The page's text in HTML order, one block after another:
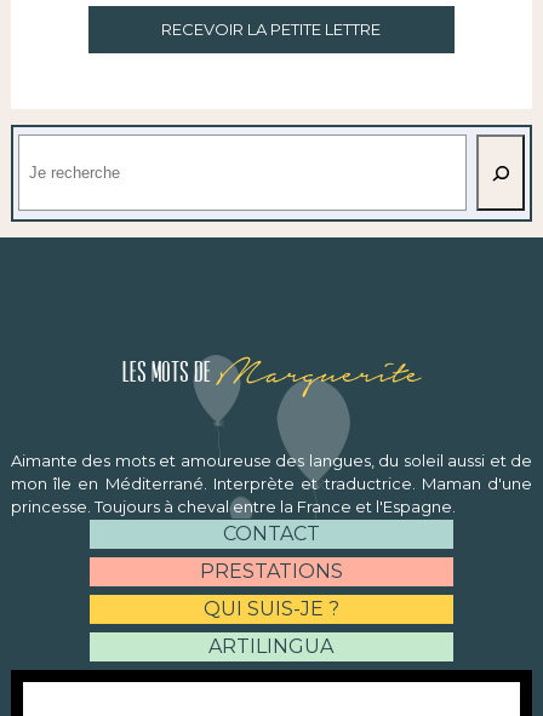
RECEVOIR LA PETITE LETTRE
Les mots de Marguerite
Aimante des mots et amoureuse des langues, du soleil aussi et de
mon île en Méditerrané. Interprète et traductrice. Maman d'une
princesse. Toujours à cheval entre la France et l'Espagne.
CONTACT
PRESTATIONS
QUI SUIS-JE ?
ARTILINGUA